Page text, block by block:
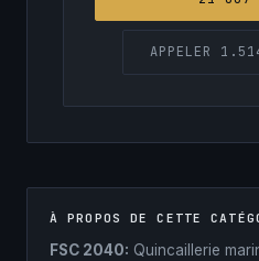
APPELER
À PROPOS DE CETTE
FSC 2040: Quincaillerie